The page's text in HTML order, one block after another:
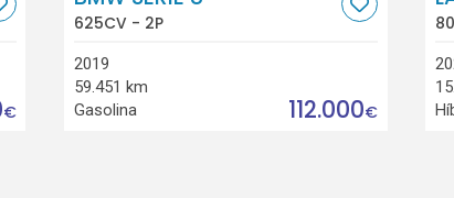
€
625CV - 2P
2019
59.451 km
Gasolina
112.000€